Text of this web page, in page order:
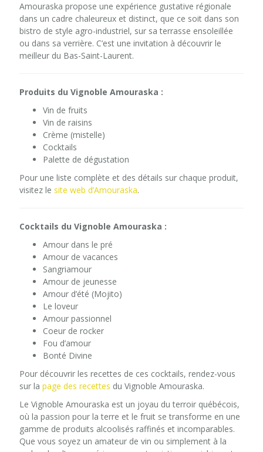
Amouraska propose une expérience gustative régionale
dans un cadre chaleureux et distinct, que ce soit dans son
bistro de style agro-industriel, sur sa terrasse ensoleillée
ou dans sa verrière. C’est une invitation à découvrir le
meilleur du Bas-Saint-Laurent.
Produits du Vignoble Amouraska :
Vin de fruits
Vin de raisins
Crème (mistelle)
Cocktails
Palette de dégustation
Pour une liste complète et des détails sur chaque produit,
visitez le site web d’Amouraska.
Cocktails du Vignoble Amouraska :
Amour dans le pré
Amour de vacances
Sangriamour
Amour de jeunesse
Amour d’été (Mojito)
Le loveur
Amour passionnel
Coeur de rocker
Fou d’amour
Bonté Divine
Pour découvrir les recettes de ces cocktails, rendez-vous
sur la page des recettes du Vignoble Amouraska.
Le Vignoble Amouraska est un joyau du terroir québécois,
où la passion pour la terre et le fruit se transforme en une
gamme de produits alcoolisés raffinés et incomparables.
Que vous soyez un amateur de vin ou simplement à la